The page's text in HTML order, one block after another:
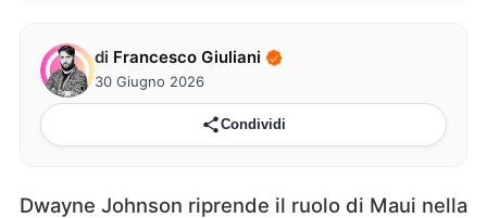
di Francesco Giuliani
30 Giugno 2026
Condividi
Dwayne Johnson riprende il ruolo di Maui nella